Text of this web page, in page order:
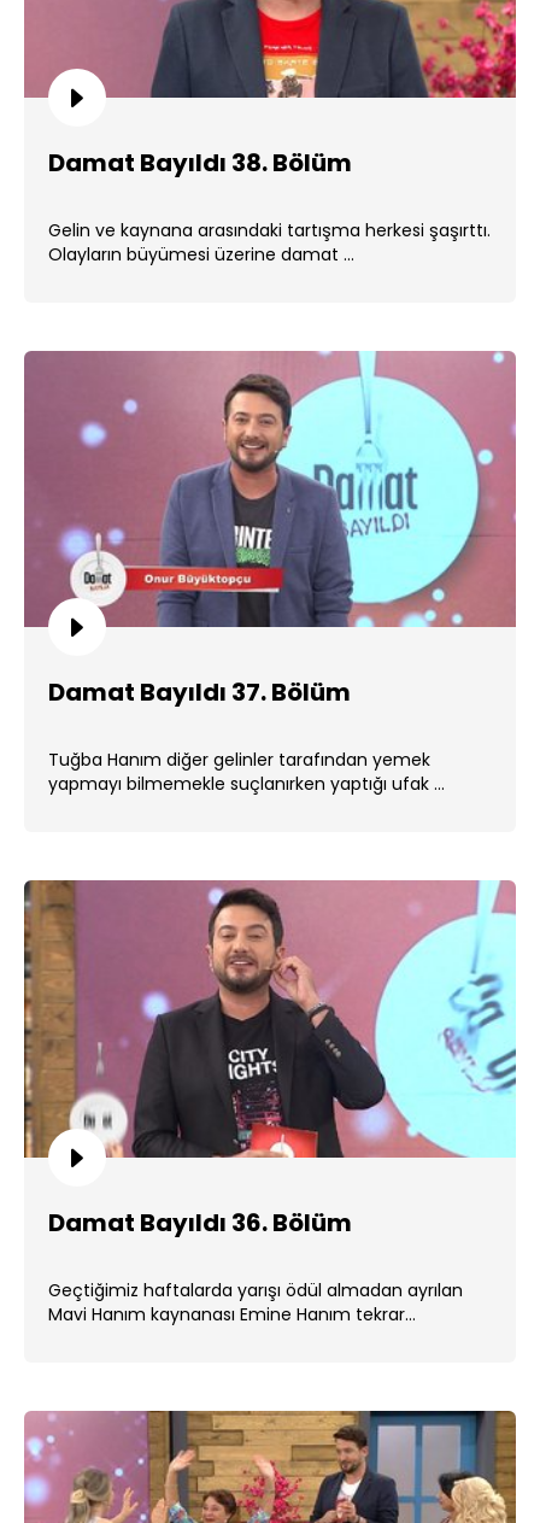
Damat Bayıldı 38. Bölüm
Gelin ve kaynana arasındaki tartışma herkesi şaşırttı.
Olayların büyümesi üzerine damat ...
Damat Bayıldı 37. Bölüm
Tuğba Hanım diğer gelinler tarafından yemek
yapmayı bilmemekle suçlanırken yaptığı ufak ...
Damat Bayıldı 36. Bölüm
Geçtiğimiz haftalarda yarışı ödül almadan ayrılan
Mavi Hanım kaynanası Emine Hanım tekrar